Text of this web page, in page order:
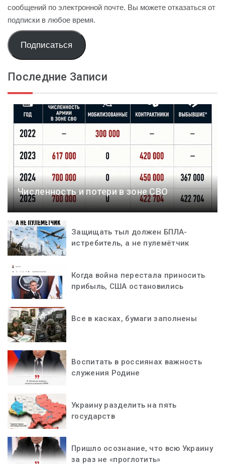
сообщений по электронной почте. Вы можете отказаться от
подписки в любое время.
Подписаться
Последние Записи
Численность и потери в зоне СВО
Защищать тыл должен БПЛА-
истребитель, а не пулемётчик
Когда война перестала приносить
прибыль, США остановились
Все в касках, бумаги заполнены
Воспитать в россиянах важность
служения Родине
Украину разделить на пять
государств
Пришло осознание, что всю Украину
за раз не «проглотить»